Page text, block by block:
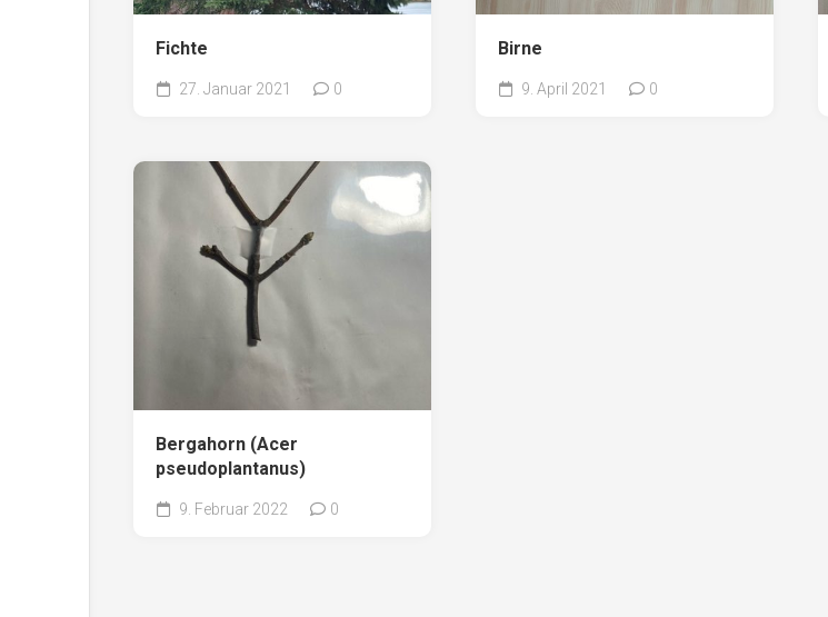
Zirbe
Fichte
27. Januar 2021 0
Birne
9. April 2021 0
Bergahorn (Acer
pseudoplantanus)
9. Februar 2022 0